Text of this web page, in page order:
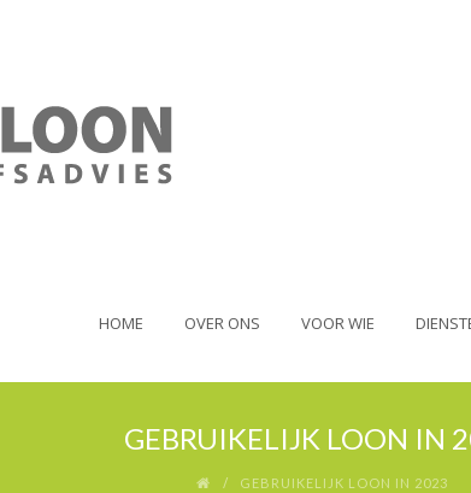
HOME OVER ONS VOOR WIE
GEBRUIKELIJK LOON IN
GEBRUIKELIJK LOON IN 2023